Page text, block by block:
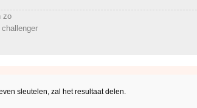
zo
sleutelen, zal het resultaat delen.